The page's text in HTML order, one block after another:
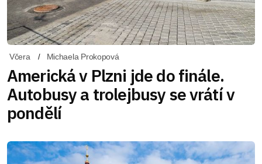
Včera Michaela Prokopová
Americká v Plzni jde do finále.
Autobusy a trolejbusy se vrátí v
pondělí